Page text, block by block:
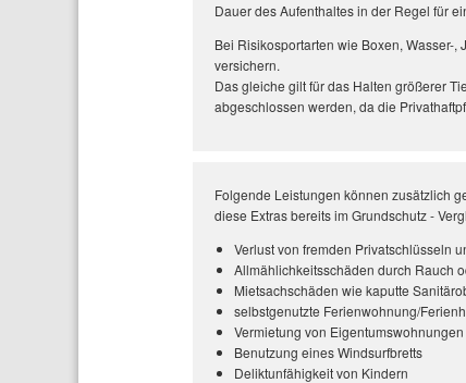
Dauer des Aufenthaltes in der Regel für
Bei Risikosportarten wie Boxen, Wasser-
versichern.
Das gleiche gilt für das Halten größerer
abgeschlossen werden, da die
Folgende Leistungen können zusätzlich
diese Extras bereits im Grundschutz -
Verlust von fremden Privatschlüsseln
Allmählichkeitsschäden durch Rauch
Mietsachschäden wie kaputte
selbstgenutzte Ferienwohnung/
Vermietung von Eigentumswohnungen
Benutzung eines Windsurfbretts
Deliktunfähigkeit von Kindern